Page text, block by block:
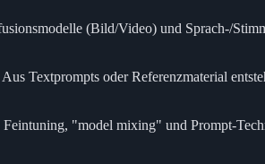
(Bild/Video) und Sprach-/
Textprompts oder Referenzmaterial
"model mixing" und Prompt-